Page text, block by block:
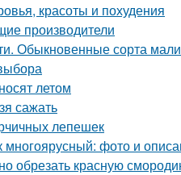
красоты и похудения
производители
Обыкновенные сорта
летом
сажать
лепешек
многоярусный: фото и
обрезать красную